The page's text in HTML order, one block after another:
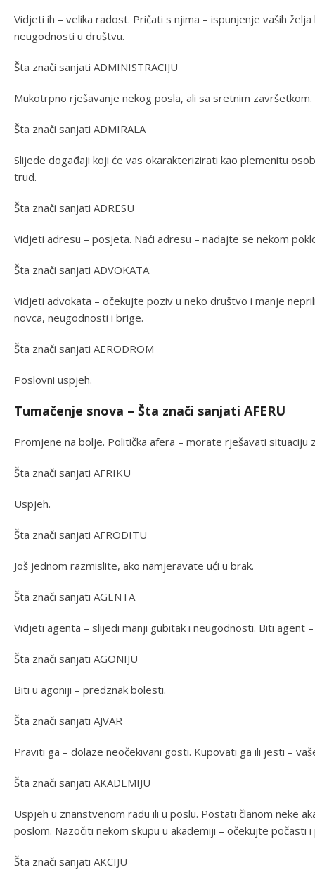
Vidjeti ih – velika radost. Pričati s njima – ispunjenje vaših
neugodnosti u društvu.
Šta znači sanjati ADMINISTRACIJU
Mukotrpno rješavanje nekog posla, ali sa sretnim završetkom.
Šta znači sanjati ADMIRALA
Slijede događaji koji će vas okarakterizirati kao plemenitu
trud.
Šta znači sanjati ADRESU
Vidjeti adresu – posjeta. Naći adresu – nadajte se nekom
Šta znači sanjati ADVOKATA
Vidjeti advokata – očekujte poziv u neko društvo i manje
novca, neugodnosti i brige.
Šta znači sanjati AERODROM
Poslovni uspjeh.
Tumačenje snova – Šta znači sanjati AFERU
Promjene na bolje. Politička afera – morate rješavati situaciju
Šta znači sanjati AFRIKU
Uspjeh.
Šta znači sanjati AFRODITU
Još jednom razmislite, ako namjeravate ući u brak.
Šta znači sanjati AGENTA
Vidjeti agenta – slijedi manji gubitak i neugodnosti. Biti agent
Šta znači sanjati AGONIJU
Biti u agoniji – predznak bolesti.
Šta znači sanjati AJVAR
Praviti ga – dolaze neočekivani gosti. Kupovati ga ili jesti –
Šta znači sanjati AKADEMIJU
Uspjeh u znanstvenom radu ili u poslu. Postati članom neke
poslom. Nazočiti nekom skupu u akademiji – očekujte počasti i
Šta znači sanjati AKCIJU